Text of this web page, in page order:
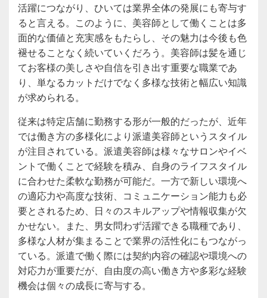
活躍につながり、ひいては業界全体の発展にも寄与す
ると言える。このように、美容師として働くことは多
面的な価値と充実感をもたらし、その魅力は今後も色
褪せることなく続いていくだろう。美容師は髪を通じ
てお客様の美しさや自信を引き出す重要な職業であ
り、単なるカットだけでなく多様な技術と幅広い知識
が求められる。
従来は特定店舗に勤務する形が一般的だったが、近年
では働き方の多様化により派遣美容師というスタイル
が注目されている。派遣美容師は様々なサロンやイベ
ントで働くことで経験を積み、自身のライフスタイル
に合わせた柔軟な勤務が可能だ。一方で新しい環境へ
の適応力や高度な技術、コミュニケーション能力も必
要とされるため、日々のスキルアップや情報収集が欠
かせない。また、男女問わず活躍できる職種であり、
多様な人材が集まることで業界の活性化にもつながっ
ている。派遣で働く際には契約内容の確認や環境への
対応力が重要だが、自由度の高い働き方や多彩な経験
機会は個々の成長に寄与する。